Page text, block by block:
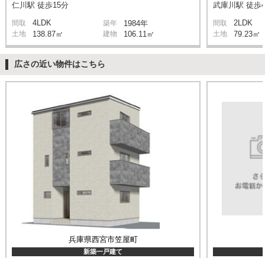
仁川駅 徒歩15分
間取 4LDK 築年 1984年
土地 138.87㎡ 建物 106.11㎡
武庫川駅 徒歩
間取 2LDK
土地 79.23㎡
広さの近い物件はこちら
兵庫県西宮市笠屋町
新築一戸建て